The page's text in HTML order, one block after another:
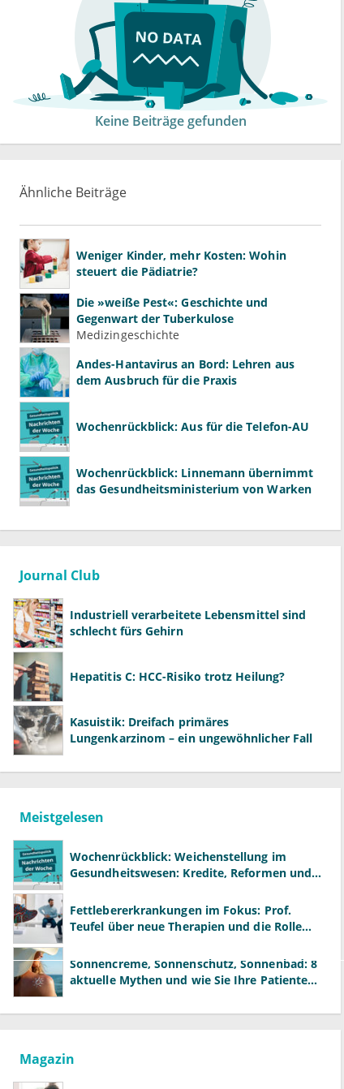
Keine Beiträge gefunden
Ähnliche Beiträge
Weniger Kinder, mehr Kosten: Wohin
steuert die Pädiatrie?
Die »weiße Pest«: Geschichte und
Gegenwart der Tuberkulose
Medizingeschichte
Andes-Hantavirus an Bord: Lehren aus
dem Ausbruch für die Praxis
Wochenrückblick: Aus für die Telefon-AU
Wochenrückblick: Linnemann übernimmt
das Gesundheitsministerium von Warken
Journal Club
Industriell verarbeitete Lebensmittel sind
schlecht fürs Gehirn
Hepatitis C: HCC-Risiko trotz Heilung?
Kasuistik: Dreifach primäres
Lungenkarzinom – ein ungewöhnlicher Fall
Meistgelesen
Wochenrückblick: Weichenstellung im
Gesundheitswesen: Kredite, Reformen und
Fettlebererkrankungen im Fokus: Prof.
Teufel über neue Therapien und die Rolle
Sonnencreme, Sonnenschutz, Sonnenbad: 8
aktuelle Mythen und wie Sie Ihre Patienten
Magazin